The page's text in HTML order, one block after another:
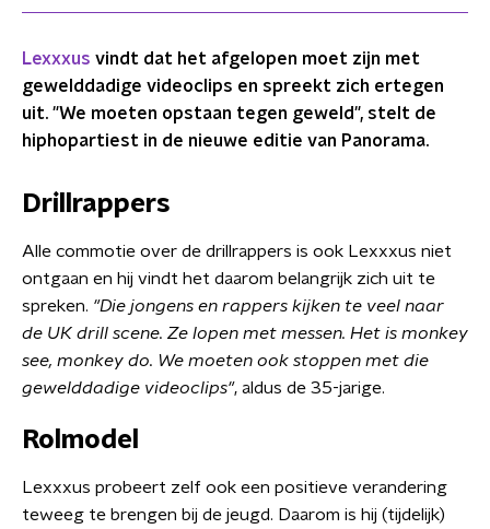
Lexxxus vindt dat het afgelopen moet zijn met
gewelddadige videoclips en spreekt zich ertegen
uit. "We moeten opstaan tegen geweld", stelt de
hiphopartiest in de nieuwe editie van Panorama.
Drillrappers
Alle commotie over de drillrappers is ook Lexxxus niet
ontgaan en hij vindt het daarom belangrijk zich uit te
spreken. "Die jongens en rappers kijken te veel naar
de UK drill scene. Ze lopen met messen. Het is monkey
see, monkey do. We moeten ook stoppen met die
gewelddadige videoclips", aldus de 35-jarige.
Rolmodel
Lexxxus probeert zelf ook een positieve verandering
teweeg te brengen bij de jeugd. Daarom is hij (tijdelijk)